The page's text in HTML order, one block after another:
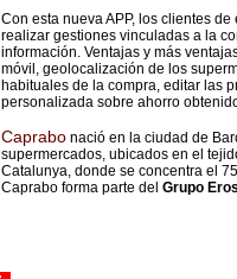
Con esta nueva APP, los clientes
realizar gestiones vinculadas a la
información. Ventajas y más
móvil, geolocalización de los
habituales de la compra, editar las
personalizada sobre ahorro
Caprabo nació en la ciudad de
supermercados, ubicados en el
Catalunya, donde se concentra el
Caprabo forma parte del Grupo